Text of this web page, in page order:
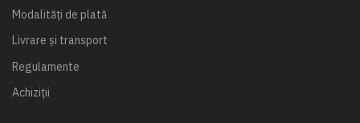
Modalități de plată
Livrare și transport
Regulamente
Achiziții